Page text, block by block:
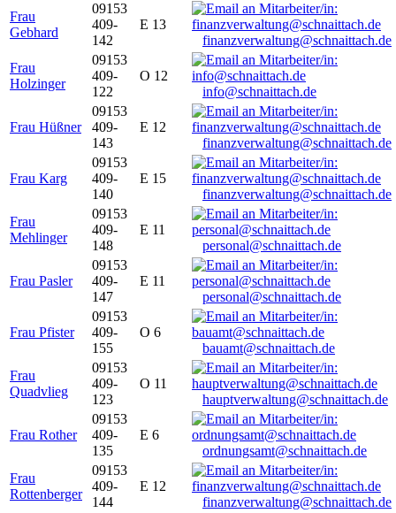
Frau
Gebhard
09153
409-
142
E 13
finanzverwaltung@schnaittach.de
Frau
Holzinger
09153
409-
122
O 12
info@schnaittach.de
Frau Hüßner
09153
409-
143
E 12
finanzverwaltung@schnaittach.de
Frau Karg
09153
409-
140
E 15
finanzverwaltung@schnaittach.de
Frau
Mehlinger
09153
409-
148
E 11
personal@schnaittach.de
Frau Pasler
09153
409-
147
E 11
personal@schnaittach.de
Frau Pfister
09153
409-
155
O 6
bauamt@schnaittach.de
Frau
Quadvlieg
09153
409-
123
O 11
hauptverwaltung@schnaittach.de
Frau Rother
09153
409-
135
E 6
ordnungsamt@schnaittach.de
Frau
Rottenberger
09153
409-
144
E 12
finanzverwaltung@schnaittach.de